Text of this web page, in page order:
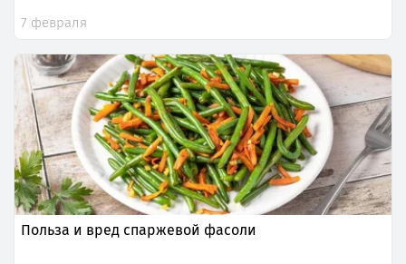
7 февраля
Польза и вред спаржевой фасоли